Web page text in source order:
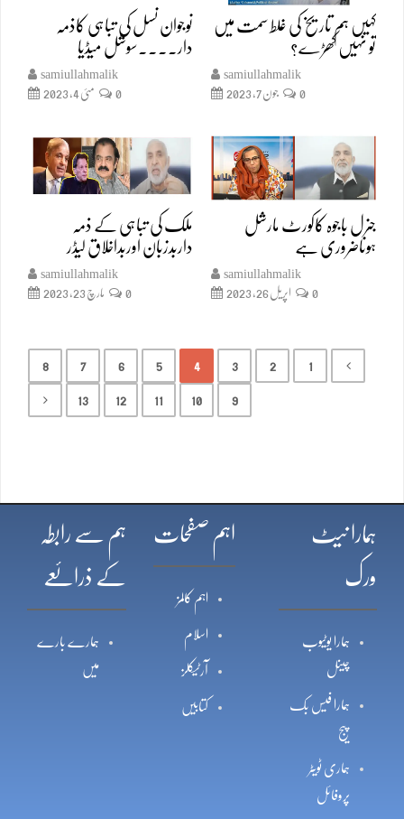
کہیں ہم تاریخ کی غلط سمت میں
تو نہیں کھڑے؟
samiullahmalik
جون 7, 2023
0
نوجوان نسل کی تباہی کاذمہ
دار۔۔۔۔سوشل میڈیا
samiullahmalik
مئی 4, 2023
0
جنرل باجوہ کاکورٹ مارشل
ہوناضروری ہے
samiullahmalik
اپریل 26, 2023
0
ملک کی تباہی کے ذمہ
داربدزبان اوربداخلاق لیڈر
samiullahmalik
مارچ 23, 2023
0
1
2
3
4
5
6
7
8
9
10
11
12
13
ہمارا نیٹ
ورک
ہمارا یوٹیوب
چینل
ہمارا فیس بک
پیج
ہماری ٹویٹر
پروفائل
اہم صفحات
اہم کالمز
اسلام
آرٹیکلز
کتابیں
ہم سے رابطہ
کے ذرائعے
ہمارے بارے
میں